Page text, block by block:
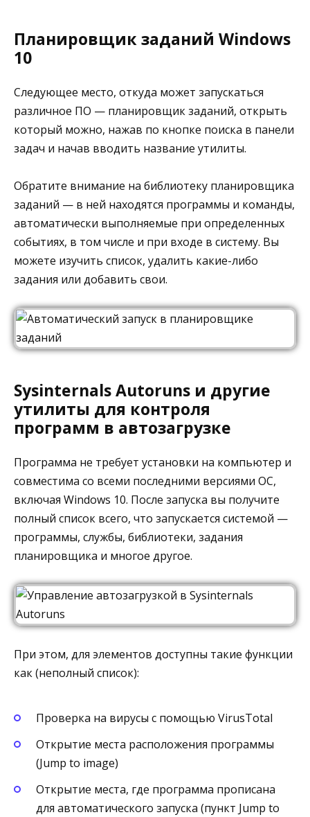
Планировщик заданий Windows
10
Следующее место, откуда может запускаться
различное ПО — планировщик заданий, открыть
который можно, нажав по кнопке поиска в панели
задач и начав вводить название утилиты.
Обратите внимание на библиотеку планировщика
заданий — в ней находятся программы и команды,
автоматически выполняемые при определенных
событиях, в том числе и при входе в систему. Вы
можете изучить список, удалить какие-либо
задания или добавить свои.
Sysinternals Autoruns и другие
утилиты для контроля
программ в автозагрузке
Программа не требует установки на компьютер и
совместима со всеми последними версиями ОС,
включая Windows 10. После запуска вы получите
полный список всего, что запускается системой —
программы, службы, библиотеки, задания
планировщика и многое другое.
При этом, для элементов доступны такие функции
как (неполный список):
Проверка на вирусы с помощью VirusTotal
Открытие места расположения программы
(Jump to image)
Открытие места, где программа прописана
для автоматического запуска (пункт Jump to